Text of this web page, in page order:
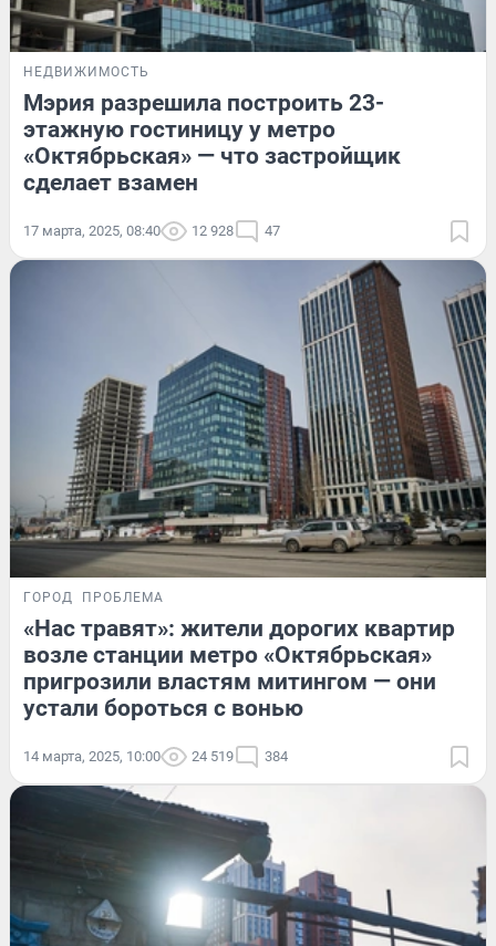
НЕДВИЖИМОСТЬ
Мэрия разрешила построить 23-
этажную гостиницу у метро
«Октябрьская» — что застройщик
сделает взамен
17 марта, 2025, 08:40 12 928 47
ГОРОД ПРОБЛЕМА
«Нас травят»: жители дорогих квартир
возле станции метро «Октябрьская»
пригрозили властям митингом — они
устали бороться с вонью
14 марта, 2025, 10:00 24 519 384